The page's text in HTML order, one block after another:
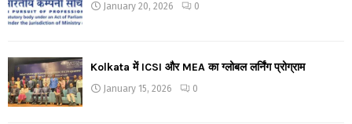
January 20, 2026 0
Kolkata में ICSI और MEA का ग्लोबल लर्निंग प्रोग्राम
January 15, 2026 0